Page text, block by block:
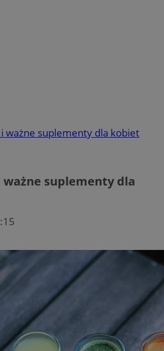
ważne suplementy dla kobiet
ważne suplementy dla